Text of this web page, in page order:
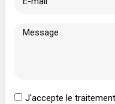
J'accepte le